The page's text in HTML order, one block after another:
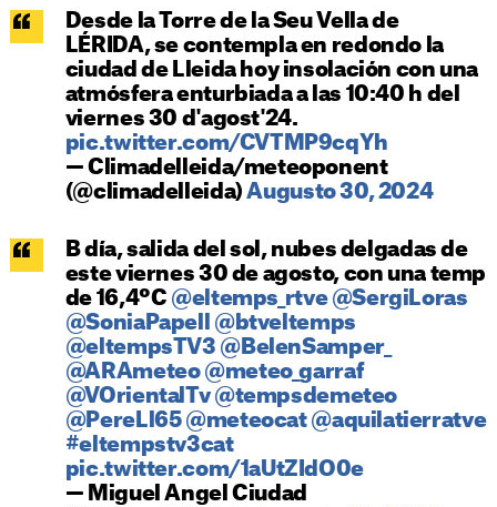
Desde la Torre de la Seu Vella de
LÉRIDA, se contempla en redondo la
ciudad de Lleida hoy insolación con una
atmósfera enturbiada a las 10:40 h del
viernes 30 d'agost'24.
pic.twitter.com/CVTMP9cqYh
— Climadelleida/meteoponent
(@climadelleida)Augusto 30, 2024
B día, salida del sol, nubes delgadas de
este viernes 30 de agosto, con una temp
de 16,4ºC @eltemps_rtve @SergiLoras
@SoniaPapell
@btveltemps
@eltempsTV3 @BelenSamper_
@ARAmeteo @meteo_garraf
@VOrientalTv @tempsdemeteo
@PereLl65 @meteocat @aquilatierratve
#eltempstv3cat
pic.twitter.com/1aUtZIdO0e
— Miguel Angel Ciudad